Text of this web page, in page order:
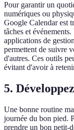
Pour garantir un
numériques ou
Google Calendar est
tâches et
applications de
permettent de suivre
d'autres. Ces outils
évitant d'avoir à
5.
Une bonne routine
journée du bon pied.
prendre un bon petit-